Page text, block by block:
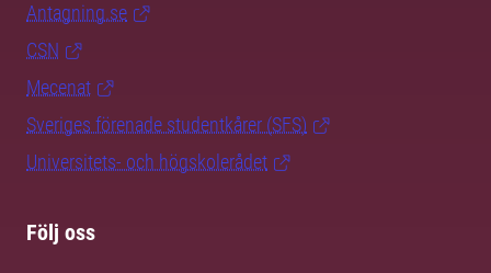
Antagning.se
CSN
Mecenat
Sveriges förenade studentkårer (SFS)
Universitets- och högskolerådet
Följ oss